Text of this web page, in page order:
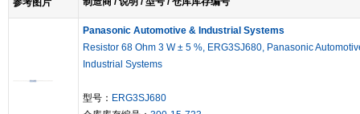
参考图片
Panasonic Automotive & Industrial Systems
Resistor 68 Ohm 3 W ± 5 %, ERG3SJ680, Panasonic
Industrial Systems
型号： ERG3SJ680